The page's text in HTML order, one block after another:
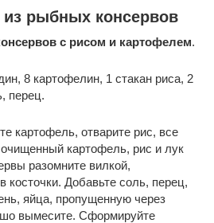
из рыбных консервов
с рисом и картофелем.
8 картофелин, 1 стакан риса, 2
перец.
картофель, отварите рис, все
картофель, рис и лук
разомните вилкой,
косточки. Добавьте соль, перец,
яйца, пропущенную через
вымесите. Сформируйте